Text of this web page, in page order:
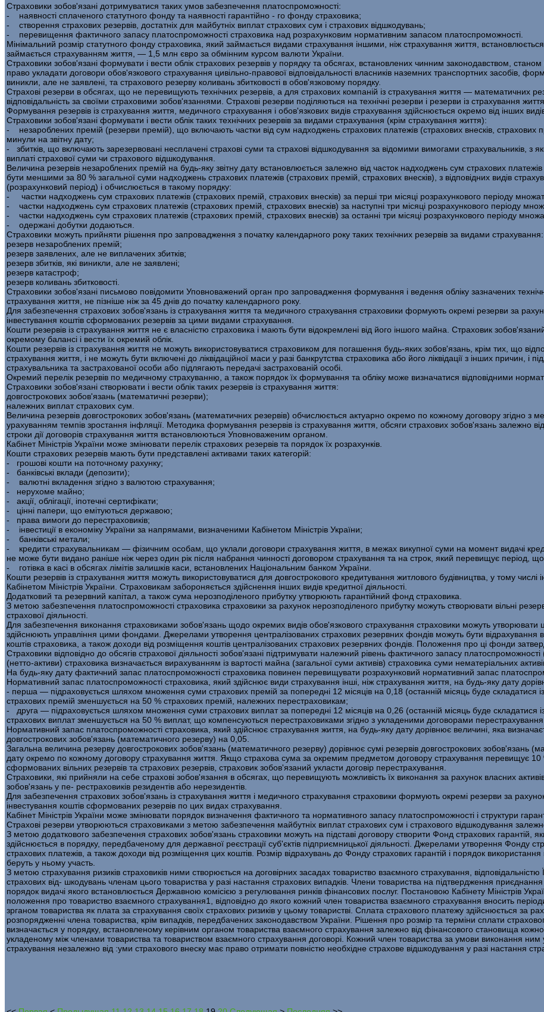
Страховики зобов'язані дотримуватися таких умов забезпечення платоспроможності:
- наявності сплаченого статутного фонду та наявності гарантійно - го фонду страховика;
- створення страхових резервів, достатніх для майбутніх виплат страхових сум і страхових відшкодувань;
- перевищення фактичного запасу платоспроможності страховика над розрахунковим нормативним запасом платоспроможності.
Мінімальний розмір статутного фонду страховика, який займаєть­ся видами страхування іншими, ніж страхування життя,
займається страхуванням життя, — 1,5 млн євро за обмінним курсом валюти України.
Страховики зобов'язані формувати і вести облік страхових резервів у порядку та обсягах, встановлених чинним законодавством,
право укладати договори обов'язкового страхування цивільно-правової відповідаль­ності власників наземних транспортних засобів,
виникли, але не заявлені, та стра­хового резерву коливань збитковості в обов'язковому порядку.
Страхові резерви в обсягах, що не перевищують технічних резервів, а для страхових компаній із страхування життя — математичних
відповідальність за своїми страховими зобов'язаннями. Страхові резерви поділяються на технічні резерви і резерви із страхування
Формування резервів із страхування життя, медичного страхування і обов'язкових видів страхування здійснюється окремо від інших
Страховики зобов'язані формувати і вести облік таких технічних резервів за видами страхування (крім страхування життя):
- незароблених премій (резерви премій), що включають частки від сум надходжень страхових платежів (страхових внесків, страхових
минули на звітну дату;
- збитків, що включають зарезервовані несплачені страхові суми та страхові відшкодування за відомими вимогами страхувальників,
виплаті страхової суми чи страхового відшкодування.
Величина резервів незароблених премій на будь-яку звітну дату встановлюється залежно від часток надходжень сум страхових
бути меншими за 80 % загальної суми надходжень страхових платежів (страхових премій, страхових внесків), з відповідних видів
(розрахунковий період) і обчислюється в такому порядку:
- частки надходжень сум страхових платежів (страхових премій, страхових внесків) за перші три місяці розрахункового періоду
- частки надходжень сум страхових платежів (страхових премій, страхових внесків) за наступні три місяці розрахункового періоду
- частки надходжень сум страхових платежів (страхових премій, страхових внесків) за останні три місяці розрахункового періоду
- одержані добутки додаються.
Страховики можуть прийняти рішення про запровадження з по­чатку календарного року таких технічних резервів за видами страху­вання:
резерв незароблених премій;
резерв заявлених, але не виплачених збитків;
резерв збитків, які виникли, але не заявлені;
резерв катастроф;
резерв коливань збитковості.
Страховики зобов'язані письмово повідомити Уповноважений орган про запровадження формування і ведення обліку зазначених
страхування життя, не пізніше ніж за 45 днів до початку календарного року.
Для забезпечення страхових зобов'язань із страхування життя та медичного страхування страховики формують окремі резерви за
інвестування коштів сформованих резервів за цими видами страхування.
Кошти резервів із страхування життя не є власністю страховика і мають бути відокремлені від його іншого майна. Страховик
окремому балан­сі і вести їх окремий облік.
Кошти резервів із страхування життя не можуть використовуватися страховиком для погашення будь-яких зобов'язань, крім тих, що
страхування життя, і не можуть бути включені до ліквідаційної маси у разі банкрутства страховика або його ліквідації з інших причин, і
страхувальника та застрахованої особи або підлягають передачі застрахованій особі.
Окремий перелік резервів по медичному страхуванню, а також по­рядок їх формування та обліку може визначатися відповідними
Страховики зобов'язані створювати і вести облік таких резервів із страхування життя:
довгострокових зобов'язань (математичні резерви);
належних виплат страхових сум.
Величина резервів довгострокових зобов'язань (математичних ре­зервів) обчислюється актуарно окремо по кожному договору згідно з
урахуванням темпів зростання інфляції. Методика формування резервів із страху­вання життя, обсяги страхових зобов'язань залежно
строки дії договорів страхуван­ня життя встановлюються Уповноваженим органом.
Кабінет Міністрів України може змінювати перелік страхових ре­зервів та порядок їх розрахунків.
Кошти страхових резервів мають бути представлені активами таких категорій:
- грошові кошти на поточному рахунку;
- банківські вклади (депозити);
- валютні вкладення згідно з валютою страхування;
- нерухоме майно;
- акції, облігації, іпотечні сертифікати;
- цінні папери, що емітуються державою;
- права вимоги до перестраховиків;
- інвестиції в економіку України за напрямами, визначеними Кабі­нетом Міністрів України;
- банківські метали;
- кредити страхувальникам — фізичним особам, що уклали дого­вори страхування життя, в межах викупної суми на момент видачі
не може бути видано раніше ніж через один рік після набрання чинності договором страхування та на строк, який перевищує період,
- готівка в касі в обсягах лімітів залишків каси, встановлених На­ціональним банком України.
Кошти резервів із страхування життя можуть використовуватися для довгострокового кредитування житлового будівництва, у тому чис­лі
Кабінетом Міністрів України. Страховикам забороняється здійснення інших видів кредитної діяльності.
Додатковий та резервний капітал, а також сума нерозподіленого прибутку утворюють гарантійний фонд страховика.
З метою забезпечення платоспроможності страховика страховики за рахунок нерозподіленого прибутку можуть створювати вільні
страхової діяль­ності.
Для забезпечення виконання страховиками зобов'язань щодо окре­мих видів обов'язкового страхування страховики можуть утворювати
здійснюють управління цими фондами. Джерелами утворення централізованих страхових резервних фондів можуть бути відрахування
коштів страховика, а також доходи від розміщення коштів централізованих страхових резервних фондів. Положення про ці фонди
Страховики відповідно до обсягів страхової діяльності зобов'язані підтримувати належний рівень фактичного запасу
(нетто-активи) страховика визначається вирахуванням із вартості майна (загальної суми активів) страховика суми нематеріальних
На будь-яку дату фактичний запас платоспроможності страховика повинен перевищувати розрахунковий нормативний запас
Нормативний запас платоспроможності страховика, який здійснює види страхування інші, ніж страхування життя, на будь-яку дату
- перша — підраховується шляхом множення суми страхових пре­мій за попередні 12 місяців на 0,18 (останній місяць буде складатися
страхових премій зменшується на 50 % страхових премій, належних перестраховикам;
- друга — підраховується шляхом множення суми страхових виплат за попередні 12 місяців на 0,26 (останній місяць буде складатися
страхових виплат зменшується на 50 % виплат, що компенсуються перестраховиками згідно з укладеними договорами перестрахування.
Нормативний запас платоспроможності страховика, який здійснює страхування життя, на будь-яку дату дорівнює величині, яка
довгострокових зобов'язань (математичного резерву) на 0,05.
Загальна величина резерву довгострокових зобов'язань (математич­ного резерву) дорівнює сумі резервів довгострокових зобов'язань
дату окремо по кожному договору страхування життя. Якщо страхова сума за окремим предметом договору страхування перевищує 10
сформованих вільних резервів та страхових резервів, страховик зобов'язаний укласти договір перестрахування.
Страховики, які прийняли на себе страхові зобов'язання в обсягах, що перевищують можливість їх виконання за рахунок власних
зобов'язань у пе- рестраховиків резидентів або нерезидентів.
Для забезпечення страхових зобов'язань із страхування життя і ме­дичного страхування страховики формують окремі резерви за
інвестування коштів сформованих резервів по цих видах страхування.
Кабінет Міністрів України може змінювати порядок визначення фактичного та нормативного запасу платоспроможності і структури
Страхові резерви утворюються страховиками з метою забезпечення майбутніх виплат страхових сум і страхового відшкодування
З метою додаткового забезпечення страхових зобов'язань страхо­вики можуть на підставі договору створити Фонд страхових
здійснюється в порядку, передбаченому для державної реєстрації суб'єктів підпри­ємницької діяльності. Джерелами утворення Фонду
страхових платежів, а також доходи від розміщення цих коштів. Розмір відрахувань до Фонду страхових гаран­тій і порядок
беруть у ньому участь.
З метою страхування ризиків страховиків ними створюється на до­говірних засадах товариство взаємного страхування,
страхових від- шкодувань членам цього товариства у разі настання страхових випадків. Члени товариства на підтвердження
порядок видачі якого встановлюється Державною комісією з регулювання ринків фінансових послуг. Поста­новою Кабінету Міністрів
положення про товариство взаємного страхування1, відповідно до якого кожний член товариства взаємного страхування вносить
зрганом товариства як плата за страхування своїх страхових ризиків у цьому товаристві. Сплата страхового платежу здійснюється за
розпорядженні члена товариства, крім випадків, передбачених законодавством України. Рішення про розмір та терміни сплати
визначається у порядку, встановленому керівним органом товариства взаємного страхування залежно від фінансового становища
укладено­му між членами товариства та товариством взаємного страхування договорі. Кожний член товариства за умови виконання ним
страхування незалежно від :уми страхового внеску має право отримати повністю необхідне стра­хове відшкодування у разі настання